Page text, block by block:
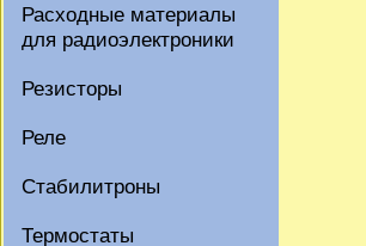
Расходные материалы
для радиоэлектроники
Резисторы
Реле
Стабилитроны
Термостаты